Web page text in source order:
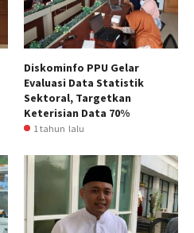
Diskominfo PPU Gelar
Evaluasi Data Statistik
Sektoral, Targetkan
Keterisian Data 70%
1 tahun lalu